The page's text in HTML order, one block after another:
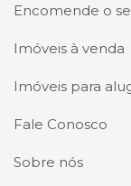
Encomende o
Imóveis à venda
Imóveis para
Fale Conosco
Sobre nós